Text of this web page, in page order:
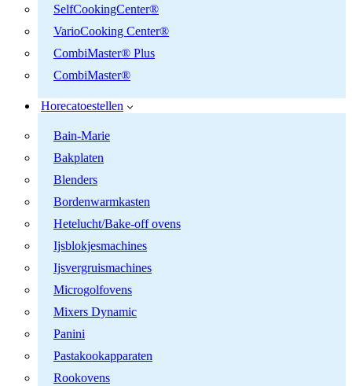
SelfCookingCenter®
VarioCooking Center®
CombiMaster® Plus
CombiMaster®
Horecatoestellen
Bain-Marie
Bakplaten
Blenders
Bordenwarmkasten
Hetelucht/Bake-off ovens
Ijsblokjesmachines
Ijsvergruismachines
Microgolfovens
Mixers Dynamic
Panini
Pastakookapparaten
Rookovens